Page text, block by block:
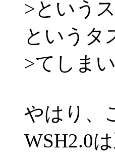
>という
というタ
>てしま
やはり、
WSH2.0